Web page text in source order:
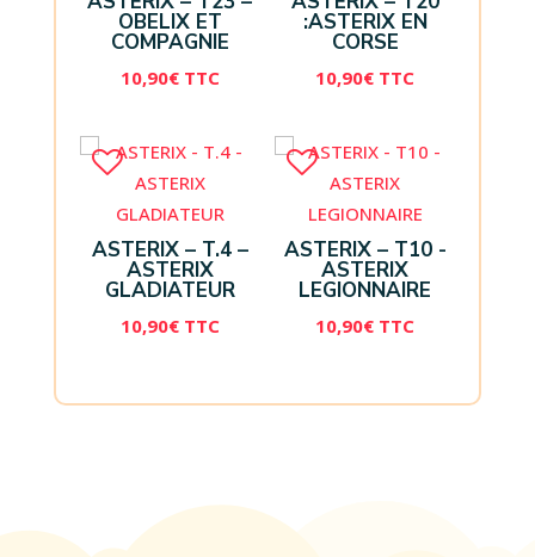
OBELIX ET
COMPAGNIE
10,90€ TTC
:ASTERIX EN
CORSE
10,90€ TTC
ASTERIX – T.4 –
ASTERIX
GLADIATEUR
10,90€ TTC
ASTERIX – T10 -
ASTERIX
LEGIONNAIRE
10,90€ TTC